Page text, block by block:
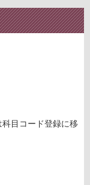
目コード登録に移